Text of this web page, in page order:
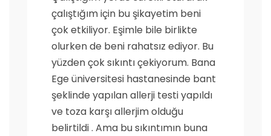
çalıştığım için bu şikayetim beni
çok etkiliyor. Eşimle bile birlikte
olurken de beni rahatsız ediyor. Bu
yüzden çok sıkıntı çekiyorum. Bana
Ege üniversitesi hastanesinde bant
şeklinde yapılan allerji testi yapıldı
ve toza karşı allerjim olduğu
belirtildi . Ama bu sıkıntımın buna